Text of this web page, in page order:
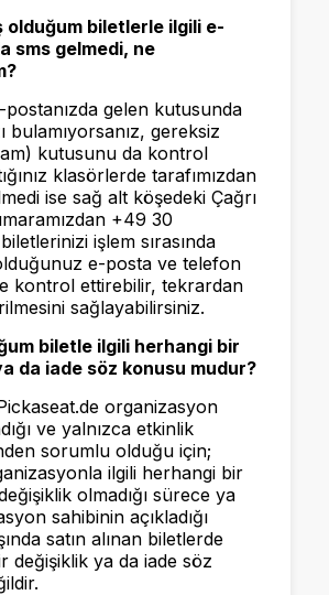
olduğum biletlerle ilgili e-
sms gelmedi, ne
gelen kutusunda
bulamıyorsanız, gereksiz
kutusunu da kontrol
klasörlerde tarafımızdan
ise sağ alt köşedeki Çağrı
+49 30
işlem sırasında
e-posta ve telefon
kontrol ettirebilir, tekrardan
sağlayabilirsiniz.
biletle ilgili herhangi bir
da iade söz konusu mudur?
organizasyon
ve yalnızca etkinlik
sorumlu olduğu için;
ilgili herhangi bir
olmadığı sürece ya
sahibinin açıkladığı
satın alınan biletlerde
değişiklik ya da iade söz